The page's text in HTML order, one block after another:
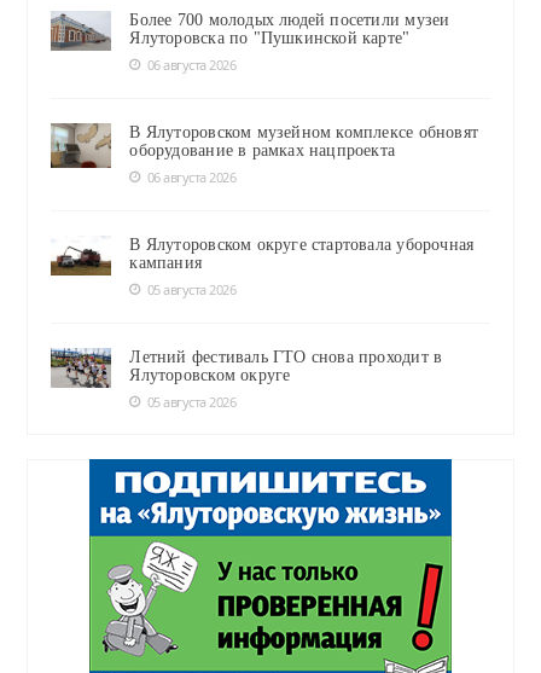
Более 700 молодых людей посетили музеи
Ялуторовска по "Пушкинской карте"
06 августа 2026
В Ялуторовском музейном комплексе обновят
оборудование в рамках нацпроекта
06 августа 2026
В Ялуторовском округе стартовала уборочная
кампания
05 августа 2026
Летний фестиваль ГТО снова проходит в
Ялуторовском округе
05 августа 2026